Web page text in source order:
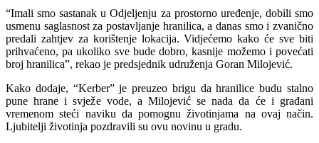
“Imali smo sastanak u Odjeljenju za prostorno uređenje, dobili smo
usmenu saglasnost za postavljanje hranilica, a danas smo i zvanično
predali zahtjev za korištenje lokacija. Vidjećemo kako će sve biti
prihvaćeno, pa ukoliko sve bude dobro, kasnije možemo i povećati
broj hranilica”, rekao je predsjednik udruženja Goran Milojević.
Kako dodaje, “Kerber” je preuzeo brigu da hranilice budu stalno
pune hrane i svježe vode, a Milojević se nada da će i građani
vremenom steći naviku da pomognu životinjama na ovaj način.
Ljubitelji životinja pozdravili su ovu novinu u gradu.